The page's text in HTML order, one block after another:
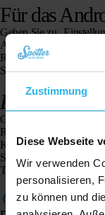
Zustimmung
Diese Webseite
Wir verwenden
personalisieren,
zu können und
Für das
Gehen Sie zu
Anschließend wechseln
Rufen Sie die Spotter-
Schalten Sie hier die
Für das
Gehen Sie zu
Rufen Sie daraufhin die
Klicken Sie danach auf
Schalten Sie
Tags: Spotter-App,